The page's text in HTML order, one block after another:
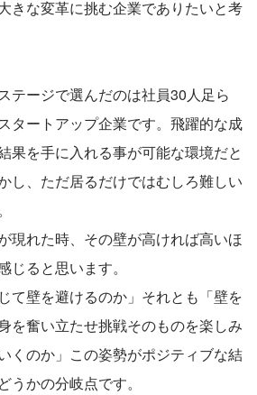
きな変革に挑む企業でありたいと考
テージで選んだのは社員30人足ら
タートアップ企業です。飛躍的な成
果を手に入れる事が可能な環境だと
し、ただ居るだけではむしろ難しい
現れた時、その壁が高ければ高いほ
じると思います。
て壁を避けるのか」それとも「壁を
を奮い立たせ挑戦そのものを楽しみ
くのか」この姿勢がポジティブな結
うかの分岐点です。